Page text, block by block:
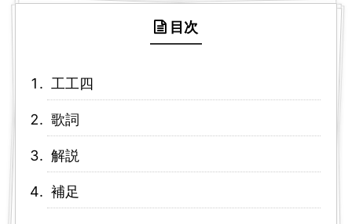
目次
工工四
歌詞
解説
補足